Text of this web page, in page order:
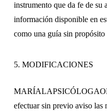
instrumento que da fe de su
información disponible en
como una guía sin
5. MODIFICACIONES
efectuar sin previo aviso las